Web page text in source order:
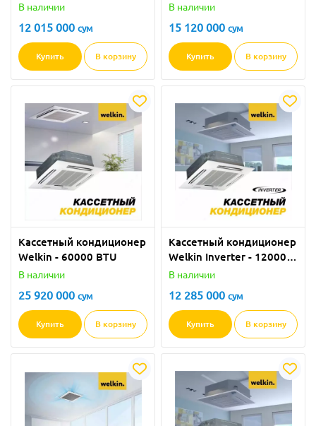
В наличии
12 015 000 сум
Купить В корзину
В наличии
15 120 000 сум
Купить В корзину
Кассетный кондиционер
Welkin - 60000 BTU
В наличии
25 920 000 сум
Купить В корзину
Кассетный кондиционер
Welkin Inverter - 12000
BTU
В наличии
12 285 000 сум
Купить В корзину